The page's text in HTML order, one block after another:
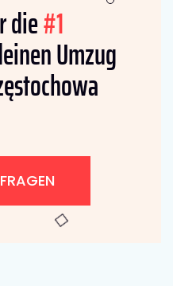
die#1
Umzug